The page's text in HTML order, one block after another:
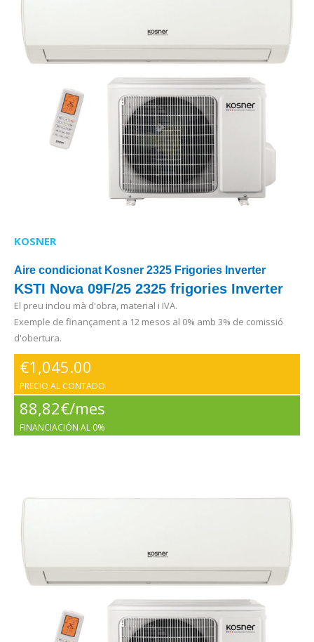
KOSNER
Aire condicionat Kosner 2325 Frigories Inverter
KSTI Nova 09F/25 2325 frigories Inverter
El preu inclou mà d'obra, material i IVA.
Exemple de finançament a 12 mesos al 0% amb 3% de comissió
d'obertura.
€1,045.00
PRECIO AL CONTADO
88,82€/mes
FINANCIACIÓN AL 0%